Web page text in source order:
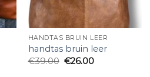
HANDTAS BRUIN LEER
handtas bruin leer
€39.00 €26.00